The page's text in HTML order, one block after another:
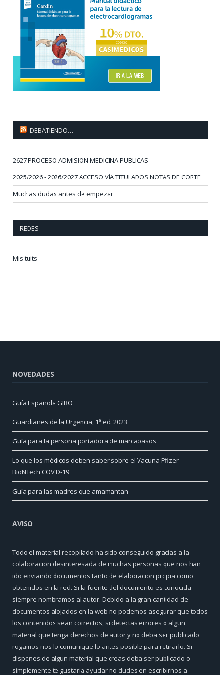
DEBATIENDO…
2627 PROCESO ADMISION MEDICINA PUBLICAS
2025/2026 - 2026/2027 ACCESO VÍA TITULADOS NOTAS DE CORTE
Muchas dudas antes de empezar
REDES
Mis tuits
NOVEDADES
Guía Española GIRO
Guardianes de la Urgencia, 1ª ed. 2023
Guía para la persona portadora de marcapasos
Lo que los médicos deben saber sobre el Vacuna Pfizer-
BioNTech COVID-19
Guía para las madres que amamantan
AVISO
Todo el material recopilado ha sido conseguido gracias a la
colaboracion desinteresada de muchas personas que nos han
ido enviando documentos tanto de elaboracion propia como
obtenidos en la red. Si la fuente del documento es conocida
siempre nombramos al autor. Debido a la gran cantidad de
documentos alojados en la web no podemos asegurar que todos
los contenidos sean correctos, si detectas errores o algun
material que tenga derechos de autor y no deba ser publicado
rogamos nos lo comunique lo antes posible para retirarlo. Si
dispones de algun material que creas deba ser publicado o
simplemente te gustaria ayudar no dudes en escribirnos a